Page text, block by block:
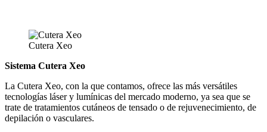
Cutera Xeo
Sistema Cutera Xeo
La Cutera Xeo, con la que contamos, ofrece las más versátiles
tecnologías láser y lumínicas del mercado moderno, ya sea que se
trate de tratamientos cutáneos de tensado o de rejuvenecimiento, de
depilación o vasculares.